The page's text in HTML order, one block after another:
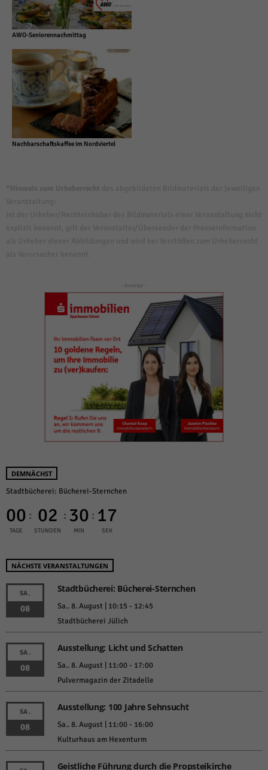
AWO-Seniorennachmittag
Nachbarschaftskaffee im Nordviertel
- Anzeige -
DEMNÄCHST
Stadtbücherei: Bücherei-Sternchen
00
TAGE
: 02
STUNDEN
: 30
MIN
: 17
SEK
NÄCHSTE VERANSTALTUNGEN
SA.
08
Stadtbücherei: Bücherei-Sternchen
Sa.. 8. August | 10:15 - 12:45
Stadtbücherei Jülich
SA.
08
Ausstellung: Licht und Schatten
Sa.. 8. August | 11:00- 17:00
Pulvermagazin der Zitadelle
SA.
08
Ausstellung: 100 Jahre Sehnsucht
Sa.. 8. August | 11:00- 16:00
Kulturhaus am Hexenturm
Geistliche Führung durch die Propsteikirche